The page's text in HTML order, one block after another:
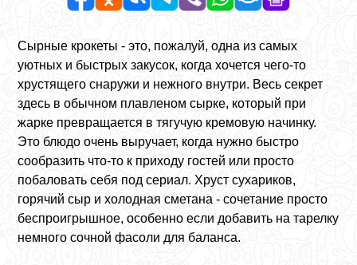
Сырные крокеты - это, пожалуй, одна из самых
уютных и быстрых закусок, когда хочется чего-то
хрустящего снаружи и нежного внутри. Весь секрет
здесь в обычном плавленом сырке, который при
жарке превращается в тягучую кремовую начинку.
Это блюдо очень выручает, когда нужно быстро
сообразить что-то к приходу гостей или просто
побаловать себя под сериал. Хруст сухариков,
горячий сыр и холодная сметана - сочетание просто
беспроигрышное, особенно если добавить на тарелку
немного сочной фасоли для баланса.